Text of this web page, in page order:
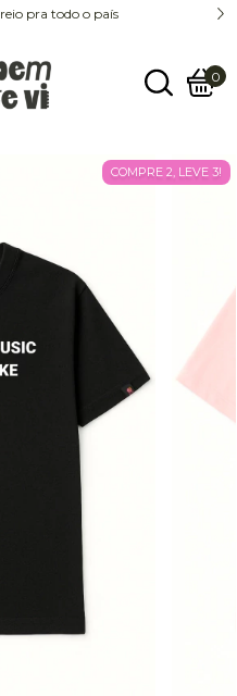
pra todo o país
0
COMPRE 2, LEVE 3!